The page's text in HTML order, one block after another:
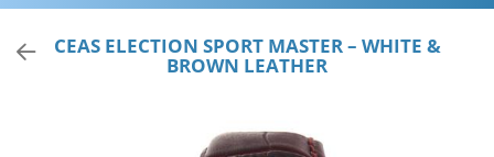
Bratari
ColiereCEAS ELECTION SPORT MASTER – WHITE &
BROWN LEATHER